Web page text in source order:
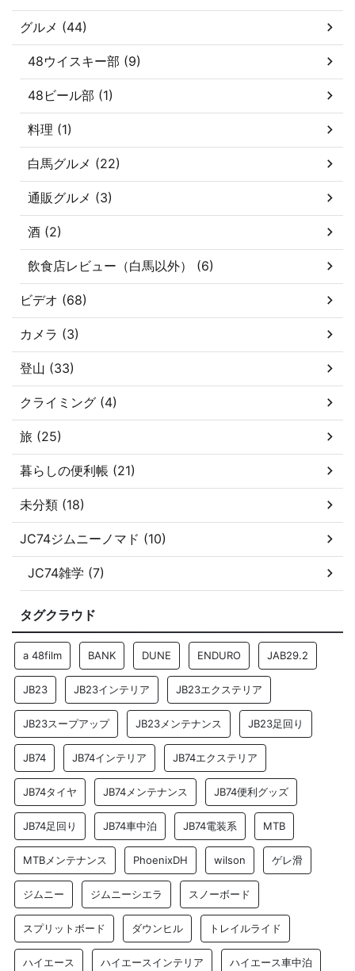
グルメ (44)
48ウイスキー部 (9)
48ビール部 (1)
料理 (1)
白馬グルメ (22)
通販グルメ (3)
酒 (2)
飲食店レビュー（白馬以外） (6)
ビデオ (68)
カメラ (3)
登山 (33)
クライミング (4)
旅 (25)
暮らしの便利帳 (21)
未分類 (18)
JC74ジムニーノマド (10)
JC74雑学 (7)
タグクラウド
a 48film BANK DUNE ENDURO JAB29.2
JB23 JB23インテリア JB23エクステリア
JB23スープアップ JB23メンテナンス JB23足回り
JB74 JB74インテリア JB74エクステリア
JB74タイヤ JB74メンテナンス JB74便利グッズ
JB74足回り JB74車中泊 JB74電装系 MTB
MTBメンテナンス PhoenixDH wilson ゲレ滑
ジムニー ジムニーシエラ スノーボード
スプリットボード ダウンヒル トレイルライド
ハイエース ハイエースインテリア ハイエース車中泊